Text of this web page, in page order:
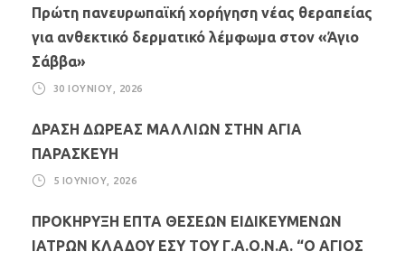
Πρώτη πανευρωπαϊκή χορήγηση νέας θεραπείας
για ανθεκτικό δερματικό λέμφωμα στον «Άγιο
Σάββα»
30 ΙΟΥΝΊΟΥ, 2026
ΔΡΑΣΗ ΔΩΡΕΑΣ ΜΑΛΛΙΩΝ ΣΤΗΝ ΑΓΙΑ
ΠΑΡΑΣΚΕΥΗ
5 ΙΟΥΝΊΟΥ, 2026
ΠΡΟΚΗΡΥΞΗ ΕΠΤΑ ΘΕΣΕΩΝ ΕΙΔΙΚΕΥΜΕΝΩΝ
ΙΑΤΡΩΝ ΚΛΑΔΟΥ ΕΣΥ ΤΟΥ Γ.Α.Ο.Ν.Α. “Ο ΑΓΙΟΣ